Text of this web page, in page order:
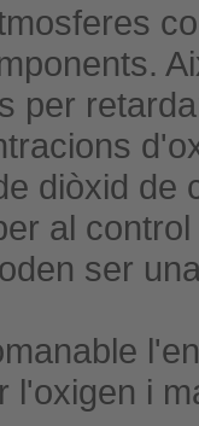
per
diòxid
al
ser
l'oxigen i